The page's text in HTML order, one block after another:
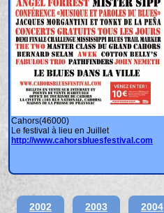
Cahors(46000)
Le festival à lieu en Juillet
http://www.cahorsbluesfestival.com
2002 2003 2004